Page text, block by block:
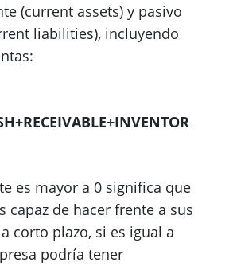
(current assets) y pasivo
liabilities), incluyendo
es mayor a 0 significa que
capaz de hacer frente a sus
corto plazo, si es igual a
podría tener